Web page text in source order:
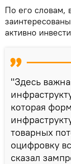
По его словам,
активно
"Здесь
которая
товарных
оцифровку
сказал